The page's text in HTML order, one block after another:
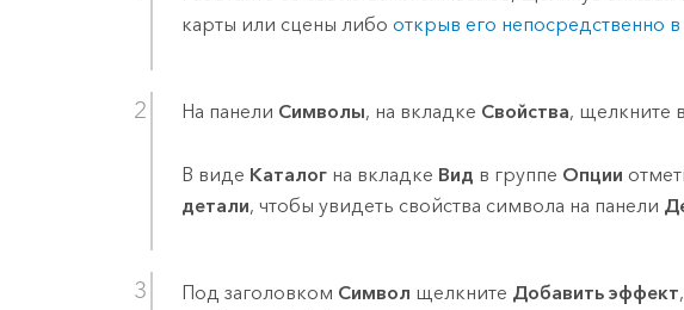
карты или сцены либооткрыв его непосредственно
На панели Символы, на вкладке Свойства, щелкните
В виде Каталог на вкладке Вид в группе Опции
детали, чтобы увидеть свойства символа на панели
Под заголовком Символ щелкните Добавить эффект